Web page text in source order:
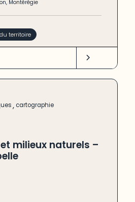
, Montérégie
territoire
, cartographie
milieux naturels –